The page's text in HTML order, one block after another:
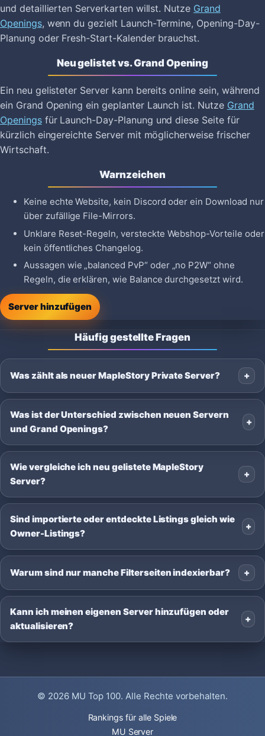
und detaillierten Serverkarten willst. Nutze Grand
Openings, wenn du gezielt Launch-Termine, Opening-Day-
Planung oder Fresh-Start-Kalender brauchst.
Neu gelistet vs. Grand Opening
Ein neu gelisteter Server kann bereits online sein, während
ein Grand Opening ein geplanter Launch ist. Nutze Grand
Openingsfür Launch-Day-Planung und diese Seite für
kürzlich eingereichte Server mit möglicherweise frischer
Wirtschaft.
Warnzeichen
Keine echte Website, kein Discord oder ein Download nur
über zufällige File-Mirrors.
Unklare Reset-Regeln, versteckte Webshop-Vorteile oder
kein öffentliches Changelog.
Aussagen wie „balanced PvP“ oder „no P2W“ ohne
Regeln, die erklären, wie Balance durchgesetzt wird.
Server hinzufügen
Häufig gestellte Fragen
Was zählt als neuer MapleStory Private Server?
Was ist der Unterschied zwischen neuen Servern
und Grand Openings?
Wie vergleiche ich neu gelistete MapleStory
Server?
Sind importierte oder entdeckte Listings gleich wie
Owner-Listings?
Warum sind nur manche Filterseiten indexierbar?
Kann ich meinen eigenen Server hinzufügen oder
aktualisieren?
© 2026 MU Top 100. Alle Rechte vorbehalten.
Rankings für alle Spiele
MU Server